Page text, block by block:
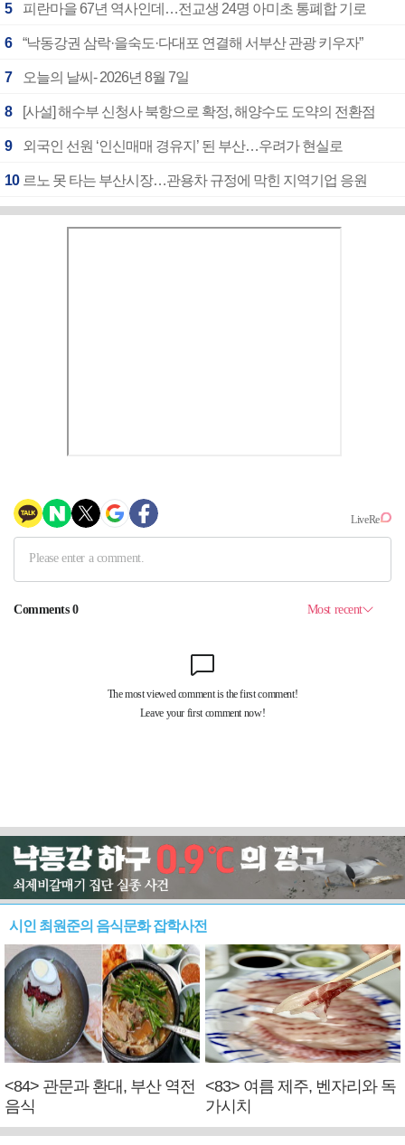
5 피란마을 67년 역사인데…전교생 24명 아미초 통폐합 기로
6 “낙동강권 삼락·을숙도·다대포 연결해 서부산 관광 키우자”
7 오늘의 날씨- 2026년 8월 7일
8 [사설] 해수부 신청사 북항으로 확정, 해양수도 도약의 전환점
9 외국인 선원 ‘인신매매 경유지’ 된 부산…우려가 현실로
10 르노 못 타는 부산시장…관용차 규정에 막힌 지역기업 응원
시인 최원준의 음식문화 잡학사전
<84> 관문과 환대, 부산 역전
음식
<83> 여름 제주, 벤자리와 독
가시치